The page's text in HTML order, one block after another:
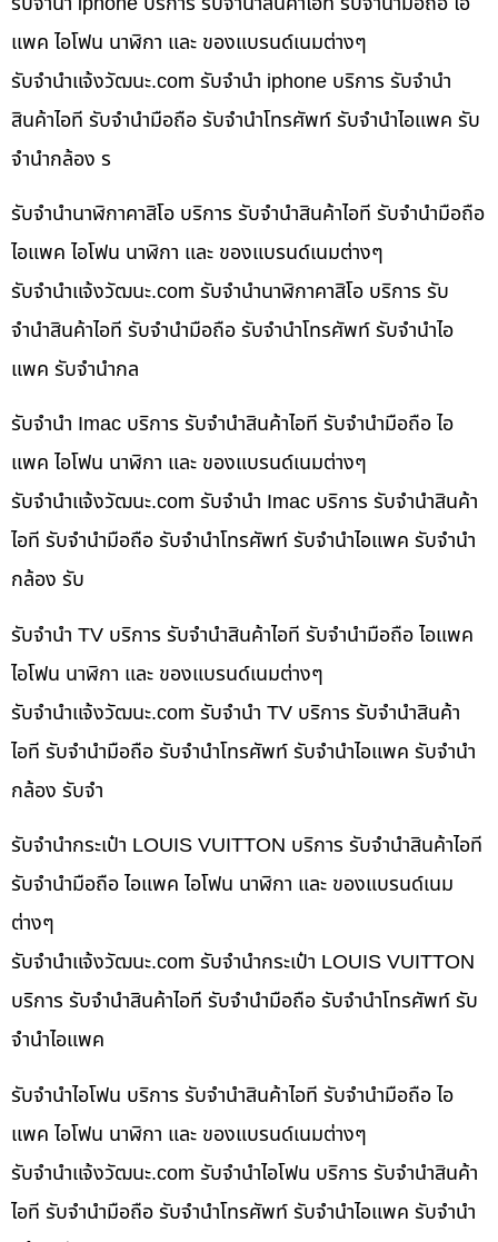
แพค ไอโฟน นาฬิกา และ ของแบรนด์เนมต่างๆ
รับจํานําแจ้งวัฒนะ.com รับจำนำ iphone บริการ รับจำนำ
สินค้าไอที รับจำนำมือถือ รับจำนำโทรศัพท์ รับจำนำไอแพค รับ
จำนำกล้อง ร
รับจำนำนาฬิกาคาสิโอ บริการ รับจำนำสินค้าไอที รับจำนำมือถือ
ไอแพค ไอโฟน นาฬิกา และ ของแบรนด์เนมต่างๆ
รับจํานําแจ้งวัฒนะ.com รับจำนำนาฬิกาคาสิโอ บริการ รับ
จำนำสินค้าไอที รับจำนำมือถือ รับจำนำโทรศัพท์ รับจำนำไอ
แพค รับจำนำกล
รับจำนำ Imac บริการ รับจำนำสินค้าไอที รับจำนำมือถือ ไอ
แพค ไอโฟน นาฬิกา และ ของแบรนด์เนมต่างๆ
รับจํานําแจ้งวัฒนะ.com รับจำนำ Imac บริการ รับจำนำสินค้า
ไอที รับจำนำมือถือ รับจำนำโทรศัพท์ รับจำนำไอแพค รับจำนำ
กล้อง รับ
รับจำนำ TV บริการ รับจำนำสินค้าไอที รับจำนำมือถือ ไอแพค
ไอโฟน นาฬิกา และ ของแบรนด์เนมต่างๆ
รับจํานําแจ้งวัฒนะ.com รับจำนำ TV บริการ รับจำนำสินค้า
ไอที รับจำนำมือถือ รับจำนำโทรศัพท์ รับจำนำไอแพค รับจำนำ
กล้อง รับจำ
รับจำนำกระเป๋า LOUIS VUITTON บริการ รับจำนำสินค้าไอที
รับจำนำมือถือ ไอแพค ไอโฟน นาฬิกา และ ของแบรนด์เนม
ต่างๆ
รับจํานําแจ้งวัฒนะ.com รับจำนำกระเป๋า LOUIS VUITTON
บริการ รับจำนำสินค้าไอที รับจำนำมือถือ รับจำนำโทรศัพท์ รับ
จำนำไอแพค
รับจำนำไอโฟน บริการ รับจำนำสินค้าไอที รับจำนำมือถือ ไอ
แพค ไอโฟน นาฬิกา และ ของแบรนด์เนมต่างๆ
รับจํานําแจ้งวัฒนะ.com รับจำนำไอโฟน บริการ รับจำนำสินค้า
ไอที รับจำนำมือถือ รับจำนำโทรศัพท์ รับจำนำไอแพค รับจำนำ